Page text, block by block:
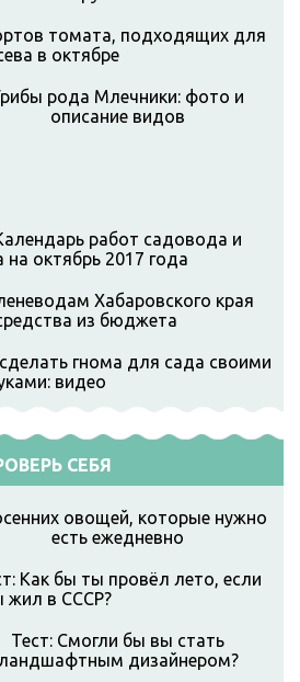
томата, подходящих для
в октябре
рода Млечники: фото и
описание видов
работ садовода и
на октябрь 2017 года
Хабаровского края
из бюджета
гнома для сада своими
видео
СЕБЯ
овощей, которые нужно
есть ежедневно
Как бы ты провёл лето, если
жил в СССР?
Тест: Смогли бы вы стать
дизайнером?